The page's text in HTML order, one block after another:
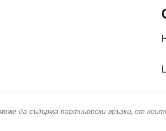
да съдържа партньорски връзки, от